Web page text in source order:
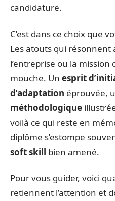
candidature.
C’est dans ce choix que
Les atouts qui résonnent
l’entreprise ou la mission
mouche. Un esprit
d’adaptation éprouvée,
méthodologique
voilà ce qui reste en
diplôme s’estompe
soft skill bien amené.
Pour vous guider, voici
retiennent l’attention et